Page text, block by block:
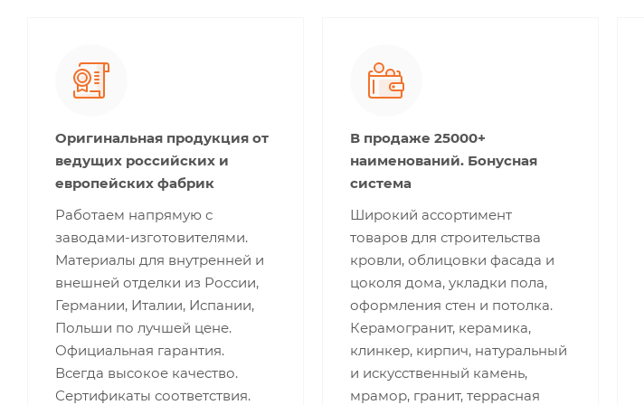
Оригинальная продукция от
ведущих российских и
европейских фабрик
Работаем напрямую с
заводами-изготовителями.
Материалы для внутренней и
внешней отделки из России,
Германии, Италии, Испании,
Польши по лучшей цене.
Официальная гарантия.
Всегда высокое качество.
Сертификаты соответствия.
В продаже 25000+
наименований. Бонусная
система
Широкий ассортимент
товаров для строительства
кровли, облицовки фасада и
цоколя дома, укладки пола,
оформления стен и потолка.
Керамогранит, керамика,
клинкер, кирпич, натуральный
и искусственный камень,
мрамор, гранит, террасная